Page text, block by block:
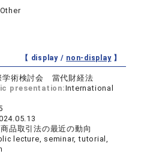
Other
【 display / non-display】
学術検討会 當代財経法
presentation:International
品取引法の最近の動向
lecture, seminar, tutorial,